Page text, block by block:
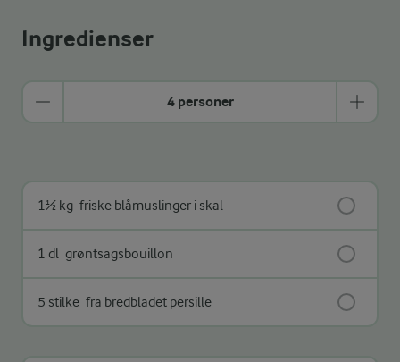
Ingredienser
4 personer
1½ kg friske blåmuslinger i skal
1 dl grøntsagsbouillon
5 stilke fra bredbladet persille